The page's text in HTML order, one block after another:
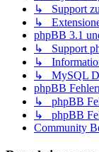
↳ Support
↳
phpBB 3.1
↳ Support
↳
↳ MySQL
phpBB
↳ phpBB
↳ phpBB
Community